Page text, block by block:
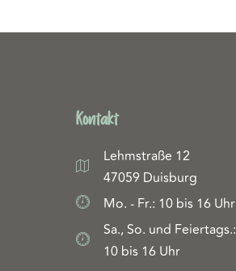
Kontakt
Lehmstraße 12
47059 Duisburg
Mo. - Fr.: 10 bis 16 Uhr
Sa., So. und Feiertags.:
10 bis 16 Uhr